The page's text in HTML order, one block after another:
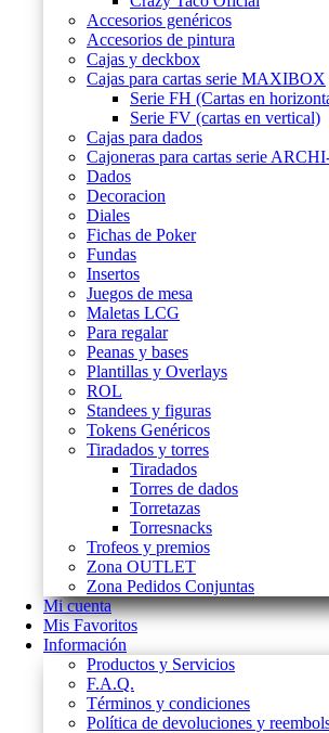
Accesorios genéricos
Accesorios de pintura
Cajas y deckbox
Cajas para cartas serie MAXIBOX
Serie FH (Cartas en
Serie FV (cartas en vertical)
Cajas para dados
Cajoneras para cartas serie
Dados
Decoracion
Diales
Fichas de Poker
Fundas
Insertos
Juegos de mesa
Maletas LCG
Para regalar
Peanas y bases
Plantillas y Overlays
ROL
Standees y figuras
Tokens Genéricos
Tiradados y torres
Tiradados
Torres de dados
Torretazas
Torresnacks
Trofeos y premios
Zona OUTLET
Zona Pedidos Conjuntas
Mi cuenta
Mis Favoritos
Información
Productos y Servicios
F.A.Q.
Términos y condiciones
Política de devoluciones y